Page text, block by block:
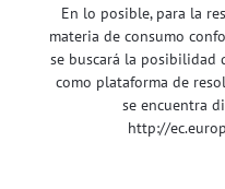
En lo posible, para la
materia de consumo
se buscará la posibilidad
como plataforma de
se encuentra
http://